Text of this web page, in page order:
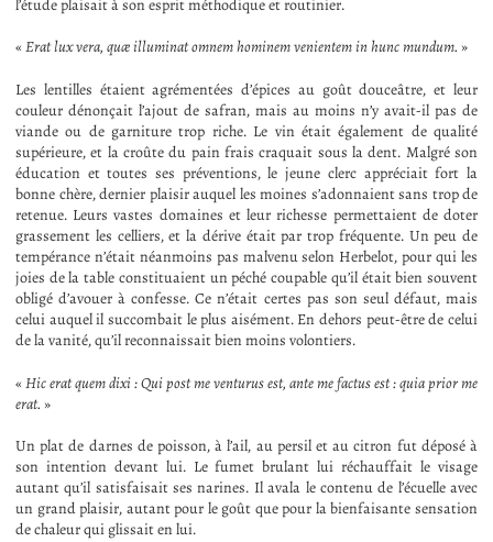
l’étude plaisait à son esprit méthodique et routinier.
«Erat lux vera, quæ illuminat omnem hominem venientem in hunc mundum. »
Les lentilles étaient agrémentées d’épices au goût douceâtre, et leur
couleur dénonçait l’ajout de safran, mais au moins n’y avait-il pas de
viande ou de garniture trop riche. Le vin était également de qualité
supérieure, et la croûte du pain frais craquait sous la dent. Malgré son
éducation et toutes ses préventions, le jeune clerc appréciait fort la
bonne chère, dernier plaisir auquel les moines s’adonnaient sans trop de
retenue. Leurs vastes domaines et leur richesse permettaient de doter
grassement les celliers, et la dérive était par trop fréquente. Un peu de
tempérance n’était néanmoins pas malvenu selon Herbelot, pour qui les
joies de la table constituaient un péché coupable qu’il était bien souvent
obligé d’avouer à confesse. Ce n’était certes pas son seul défaut, mais
celui auquel il succombait le plus aisément. En dehors peut-être de celui
de la vanité, qu’il reconnaissait bien moins volontiers.
«Hic erat quem dixi : Qui post me venturus est, ante me factus est : quia prior me
erat. »
Un plat de darnes de poisson, à l’ail, au persil et au citron fut déposé à
son intention devant lui. Le fumet brulant lui réchauffait le visage
autant qu’il satisfaisait ses narines. Il avala le contenu de l’écuelle avec
un grand plaisir, autant pour le goût que pour la bienfaisante sensation
de chaleur qui glissait en lui.